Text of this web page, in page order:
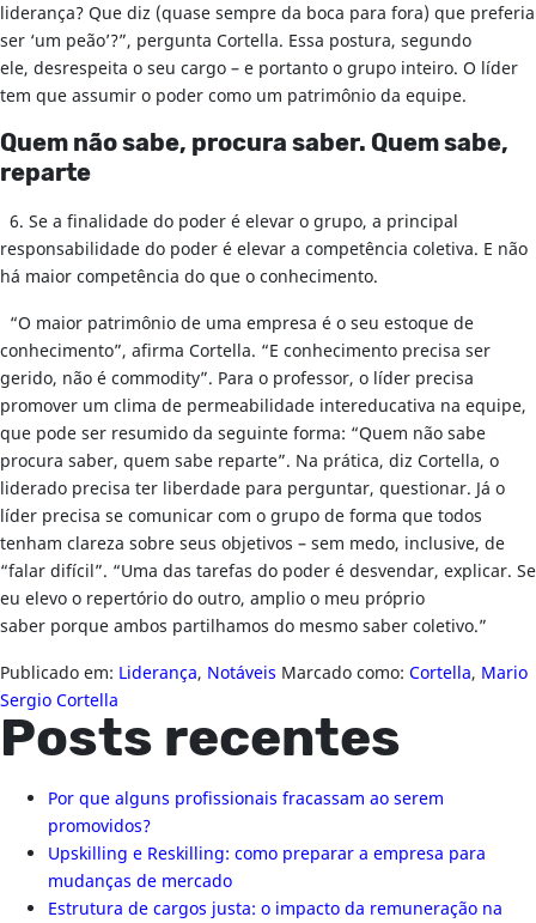
liderança? Que diz (quase sempre da boca para fora) que preferia
ser ‘um peão’?”, pergunta Cortella. Essa postura, segundo
ele, desrespeita o seu cargo – e portanto o grupo inteiro. O líder
tem que assumir o poder como um patrimônio da equipe.
Quem não sabe, procura saber. Quem sabe,
reparte
6. Se a finalidade do poder é elevar o grupo, a principal
responsabilidade do poder é elevar a competência coletiva. E não
há maior competência do que o conhecimento.
“O maior patrimônio de uma empresa é o seu estoque de
conhecimento”, afirma Cortella. “E conhecimento precisa ser
gerido, não é commodity”. Para o professor, o líder precisa
promover um clima de permeabilidade intereducativa na equipe,
que pode ser resumido da seguinte forma: “Quem não sabe
procura saber, quem sabe reparte”. Na prática, diz Cortella, o
liderado precisa ter liberdade para perguntar, questionar. Já o
líder precisa se comunicar com o grupo de forma que todos
tenham clareza sobre seus objetivos – sem medo, inclusive, de
“falar difícil”. “Uma das tarefas do poder é desvendar, explicar. Se
eu elevo o repertório do outro, amplio o meu próprio
saber porque ambos partilhamos do mesmo saber coletivo.”
Publicado em: Liderança, Notáveis Marcado como: Cortella, Mario
Sergio Cortella
Posts recentes
Por que alguns profissionais fracassam ao serem
promovidos?
Upskilling e Reskilling: como preparar a empresa para
mudanças de mercado
Estrutura de cargos justa: o impacto da remuneração na